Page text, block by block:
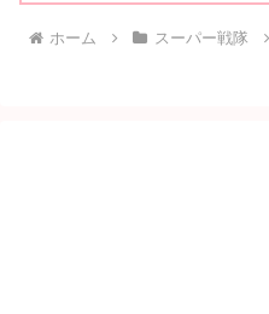
ホーム スーパー戦隊